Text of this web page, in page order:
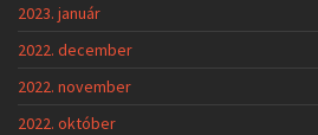
2023. január
2022. december
2022. november
2022. október